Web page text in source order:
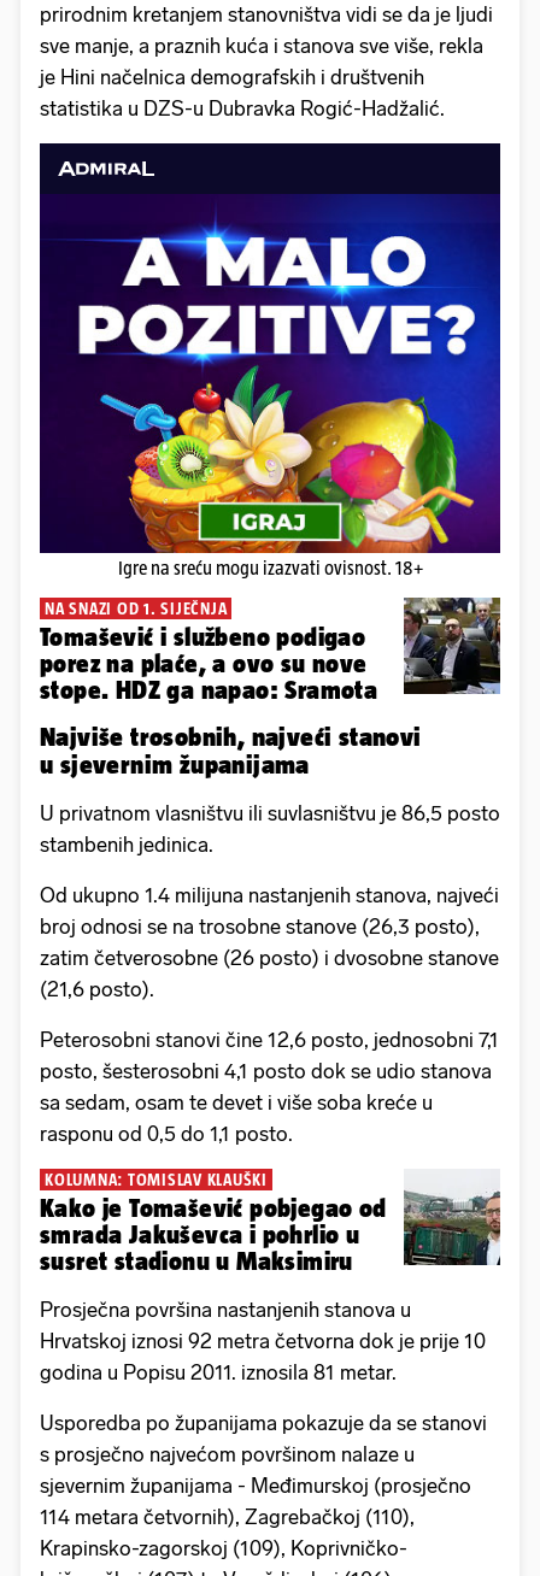
prirodnim kretanjem stanovništva vidi se da je ljudi
sve manje, a praznih kuća i stanova sve više, rekla
je Hini načelnica demografskih i društvenih
statistika u DZS-u Dubravka Rogić-Hadžalić.
Igre na sreću mogu izazvati ovisnost. 18+
NA SNAZI OD 1. SIJEČNJA
Tomašević i službeno podigao
porez na plaće, a ovo su nove
stope. HDZ ga napao: Sramota
Najviše trosobnih, najveći stanovi
u sjevernim županijama
U privatnom vlasništvu ili suvlasništvu je 86,5 posto
stambenih jedinica.
Od ukupno 1.4 milijuna nastanjenih stanova, najveći
broj odnosi se na trosobne stanove (26,3 posto),
zatim četverosobne (26 posto) i dvosobne stanove
(21,6 posto).
Peterosobni stanovi čine 12,6 posto, jednosobni 7,1
posto, šesterosobni 4,1 posto dok se udio stanova
sa sedam, osam te devet i više soba kreće u
rasponu od 0,5 do 1,1 posto.
KOLUMNA: TOMISLAV KLAUŠKI
Kako je Tomašević pobjegao od
smrada Jakuševca i pohrlio u
susret stadionu u Maksimiru
Prosječna površina nastanjenih stanova u
Hrvatskoj iznosi 92 metra četvorna dok je prije 10
godina u Popisu 2011. iznosila 81 metar.
Usporedba po županijama pokazuje da se stanovi
s prosječno najvećom površinom nalaze u
sjevernim županijama - Međimurskoj (prosječno
114 metara četvornih), Zagrebačkoj (110),
Krapinsko-zagorskoj (109), Koprivničko-